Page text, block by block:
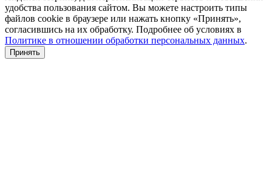
удобства пользования сайтом. Вы можете настроить типы
файлов cookie в браузере или нажать кнопку «Принять»,
согласившись на их обработку. Подробнее об условиях в
Политике в отношении обработки персональных данных.
Принять